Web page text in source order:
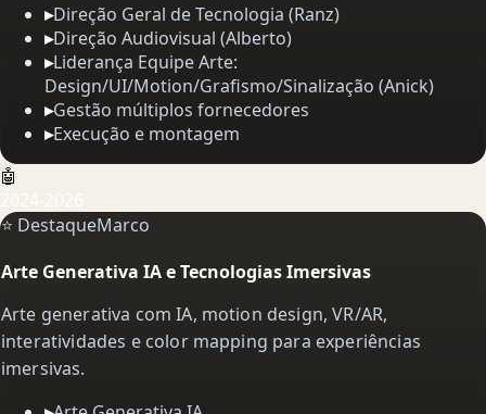
▸Direção Geral de Tecnologia (Ranz)
▸Direção Audiovisual (Alberto)
▸Liderança Equipe Arte:
Design/UI/Motion/Grafismo/Sinalização (Anick)
▸Gestão múltiplos fornecedores
▸Execução e montagem
🤖
⭐ DestaqueMarco
Arte Generativa IA e Tecnologias Imersivas
Arte generativa com IA, motion design, VR/AR,
interatividades e color mapping para experiências
imersivas.